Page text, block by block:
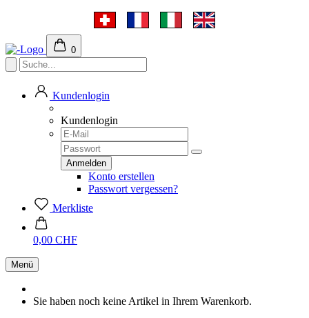
0
Kundenlogin
Kundenlogin
Konto erstellen
Passwort vergessen?
Merkliste
0,00 CHF
Menü
Sie haben noch keine Artikel in Ihrem Warenkorb.